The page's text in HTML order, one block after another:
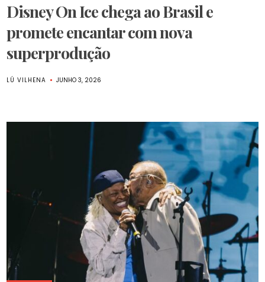
Disney On Ice chega ao Brasil e
promete encantar com nova
superprodução
LÚ VILHENA JUNHO 3, 2026